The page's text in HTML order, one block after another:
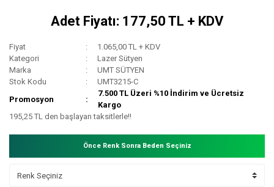
Adet Fiyatı: 177,50 TL + KDV
Fiyat
1.065,00 TL + KDV
Kategori
Lazer Sütyen
Marka
UMT SÜTYEN
Stok Kodu
UMT3215-C
Promosyon
7.500 TL Üzeri %10 İndirim ve Ücretsiz
Kargo
195,25 TL den başlayan taksitlerle!!
Önce Renk Sonra Beden Seçiniz